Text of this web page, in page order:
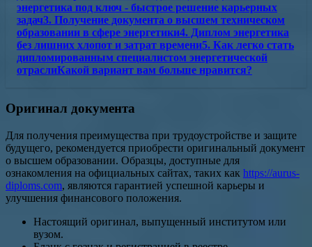
энергетика под ключ - быстрое решение карьерных
задач3. Получение документа о высшем техническом
образовании в сфере энергетики4. Диплом энергетика
без лишних хлопот и затрат времени5. Как легко стать
дипломированным специалистом энергетической
отраслиКакой вариант вам больше нравится?
Оригинал документа
Для получения преимущества при трудоустройстве и защите
будущего, рекомендуется приобрести оригинальный документ
о высшем образовании. Образцы, доступные для
ознакомления на официальных сайтах, таких как https://aurus-
diploms.com, являются гарантией успешной карьеры и
улучшения финансового положения.
Настоящий оригинал, выпущенный институтом или
вузом.